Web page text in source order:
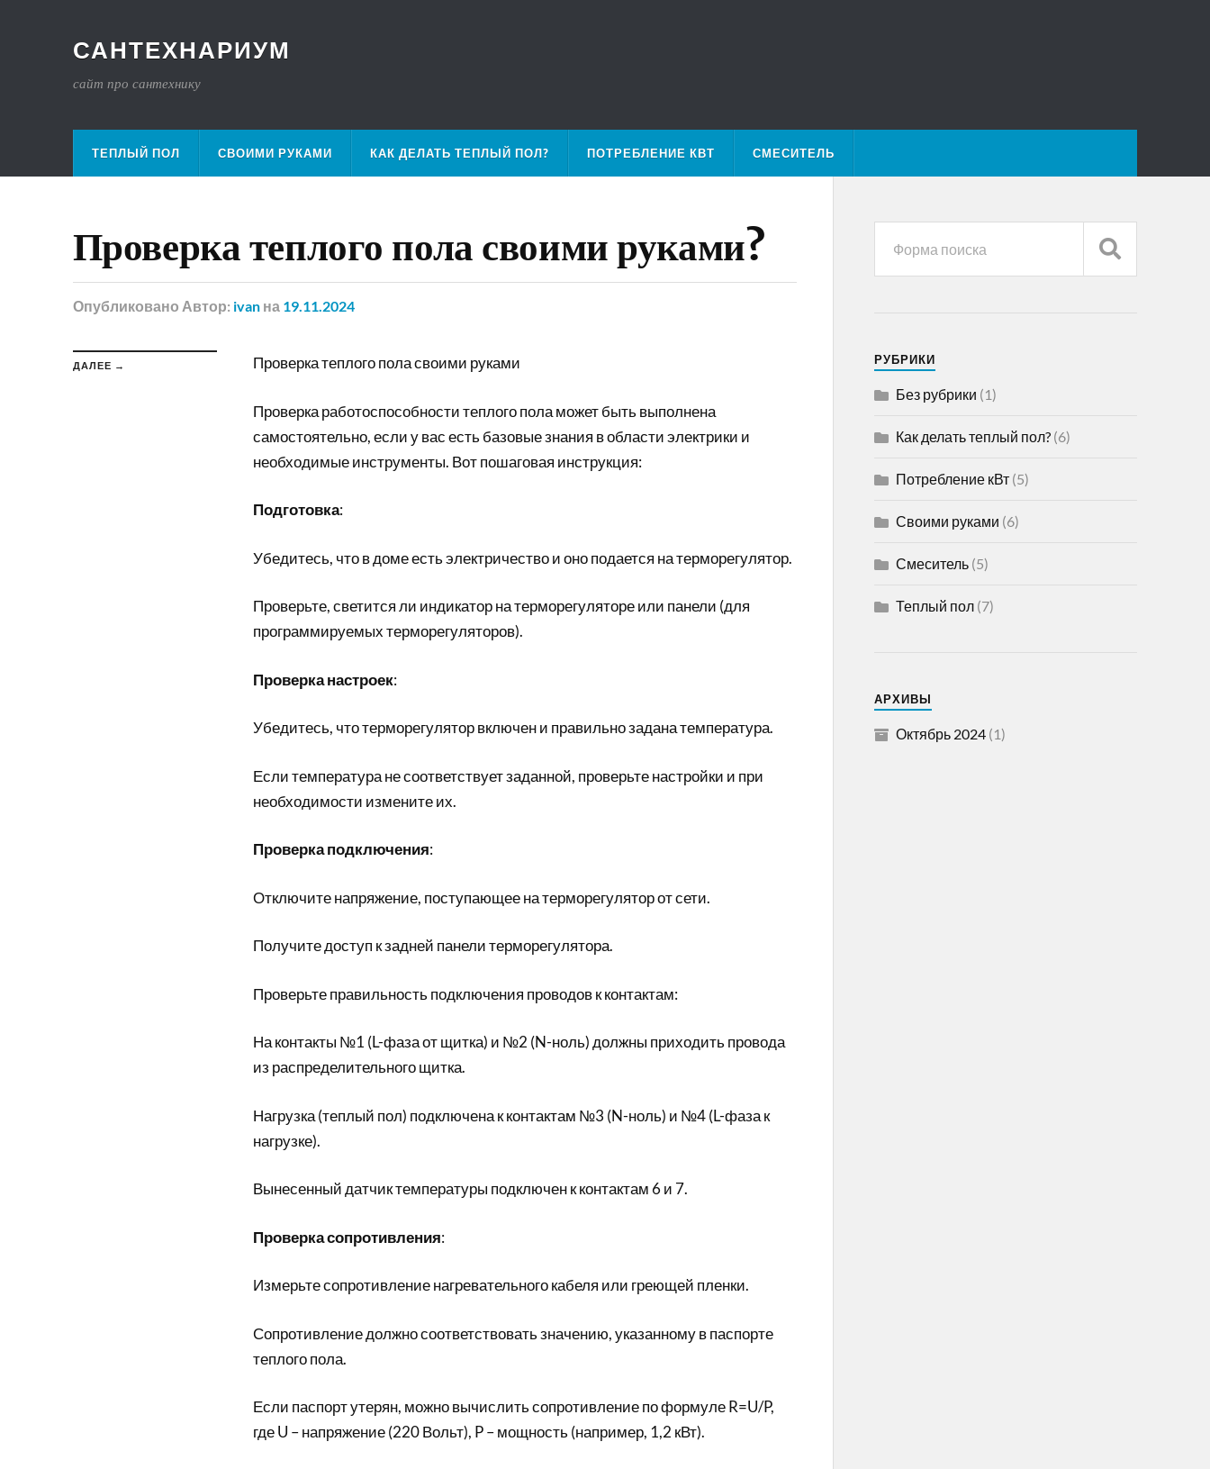
САНТЕХНАРИУМ
сайт про сантехнику
ТЕПЛЫЙ ПОЛ СВОИМИ РУКАМИ КАК ДЕЛАТЬ ТЕПЛЫЙ ПОЛ? ПОТРЕБЛЕНИЕ КВТ СМЕСИТЕЛЬ
Проверка теплого пола своими руками?
Опубликовано Автор: ivan на 19.11.2024
ДАЛЕЕ → Проверка теплого пола своими руками
Проверка работоспособности теплого пола может быть выполнена
самостоятельно, если у вас есть базовые знания в области электрики и
необходимые инструменты. Вот пошаговая инструкция:
Подготовка:
Убедитесь, что в доме есть электричество и оно подается на терморегулятор.
Проверьте, светится ли индикатор на терморегуляторе или панели (для
программируемых терморегуляторов).
Проверка настроек:
Убедитесь, что терморегулятор включен и правильно задана температура.
Если температура не соответствует заданной, проверьте настройки и при
необходимости измените их.
Проверка подключения:
Отключите напряжение, поступающее на терморегулятор от сети.
Получите доступ к задней панели терморегулятора.
Проверьте правильность подключения проводов к контактам:
На контакты №1 (L-фаза от щитка) и №2 (N-ноль) должны приходить провода
из распределительного щитка.
Нагрузка (теплый пол) подключена к контактам №3 (N-ноль) и №4 (L-фаза к
нагрузке).
Вынесенный датчик температуры подключен к контактам 6 и 7.
Проверка сопротивления:
Измерьте сопротивление нагревательного кабеля или греющей пленки.
Сопротивление должно соответствовать значению, указанному в паспорте
теплого пола.
Если паспорт утерян, можно вычислить сопротивление по формуле R=U/P,
где U – напряжение (220 Вольт), P – мощность (например, 1,2 кВт).
РУБРИКИ
Без рубрики (1)
Как делать теплый пол?(6)
Потребление кВт(5)
Своими руками (6)
Смеситель(5)
Теплый пол(7)
АРХИВЫ
Октябрь 2024(1)